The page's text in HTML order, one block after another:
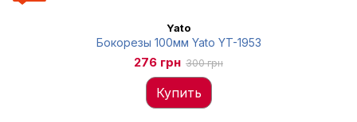
Yato
Бокорезы 100мм Yato YT-1953
276 грн 300 грн
Купить